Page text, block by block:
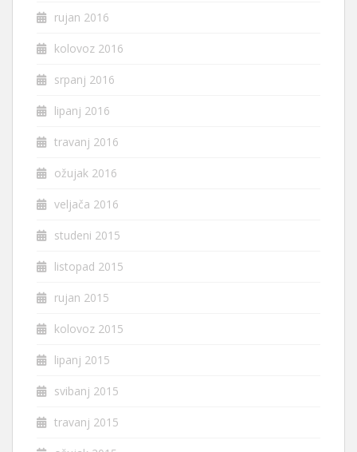
rujan 2016
kolovoz 2016
srpanj 2016
lipanj 2016
travanj 2016
ožujak 2016
veljača 2016
studeni 2015
listopad 2015
rujan 2015
kolovoz 2015
lipanj 2015
svibanj 2015
travanj 2015